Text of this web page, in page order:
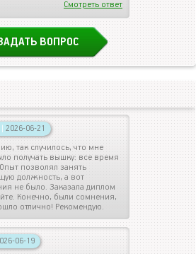
Смотреть ответ
ВОПРОС
| 2026-06-21
так случилось, что мне
получать вышку: все время
позволял занять
должность, а вот
не было. Заказала диплом
Конечно, были сомнения,
отлично! Рекомендую.
06-19